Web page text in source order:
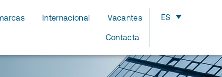
Internacional Vacantes
Contacta
ES